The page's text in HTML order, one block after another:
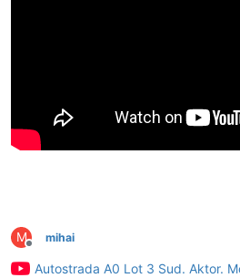
M
Deconectat
mihai
Autostrada A0 Lot 3 Sud. Aktor.